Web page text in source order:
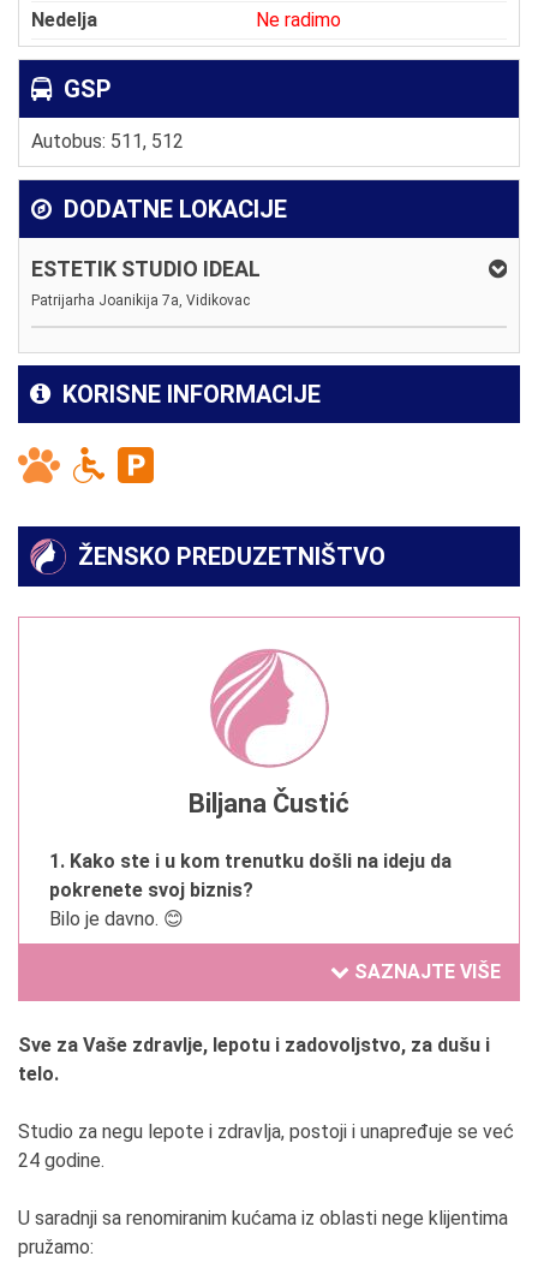
Nedelja
Ne radimo
GSP
Autobus: 511, 512
DODATNE LOKACIJE
ESTETIK STUDIO IDEAL
Patrijarha Joanikija 7a, Vidikovac
KORISNE INFORMACIJE
ŽENSKO PREDUZETNIŠTVO
Biljana Čustić
1. Kako ste i u kom trenutku došli na ideju da
pokrenete svoj biznis?
Bilo je davno. 😊
2. Da li ste oduvek želeli da se bavite trenutnom
delatnošću?
Postojanjem.
4. Koja je tajna Vašeg uspeha?(navedite tri
osobine, ponašanja ,verovanja ili sposobnosti)
Znanje i upornost.
SAZNAJTE VIŠE
Sve za Vaše zdravlje, lepotu i zadovoljstvo, za dušu i
telo.
Studio za negu lepote i zdravlja, postoji i unapređuje se već
24 godine.
U saradnji sa renomiranim kućama iz oblasti nege klijentima
pružamo: